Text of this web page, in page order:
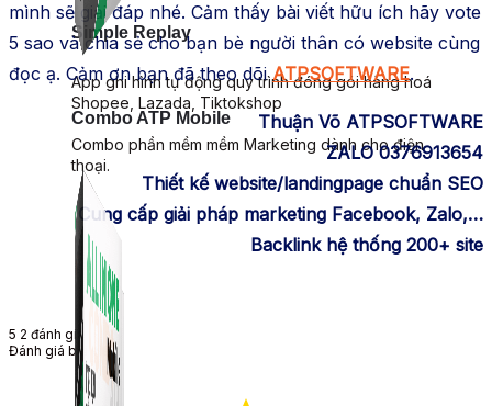
Combo ATP Mobile
Combo phần mềm mềm Marketing dành cho điện
thoại.
Simple Replay
App ghi hình tự động quy trình đóng gói hàng hoá
Shopee, Lazada, Tiktokshop
mình sẽ giải đáp nhé. Cảm thấy bài viết hữu ích hãy vote
5 sao và chia sẻ cho bạn bè người thân có website cùng
đọc ạ. Cảm ơn bạn đã theo dõiATPSOFTWARE.
Thuận Võ ATPSOFTWARE
ZALO 0376913654
Thiết kế website/landingpage chuẩn SEO
Cung cấp giải pháp marketing Facebook, Zalo,…
Backlink hệ thống 200+ site
5 2 đánh giá
Đánh giá bài viết